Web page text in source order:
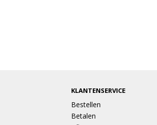
KLANTENSERVICE
Bestellen
Betalen